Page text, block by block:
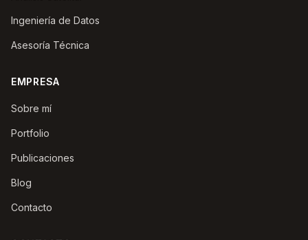
Ingeniería de Datos
Asesoría Técnica
EMPRESA
Sobre mí
Portfolio
Publicaciones
Blog
Contacto